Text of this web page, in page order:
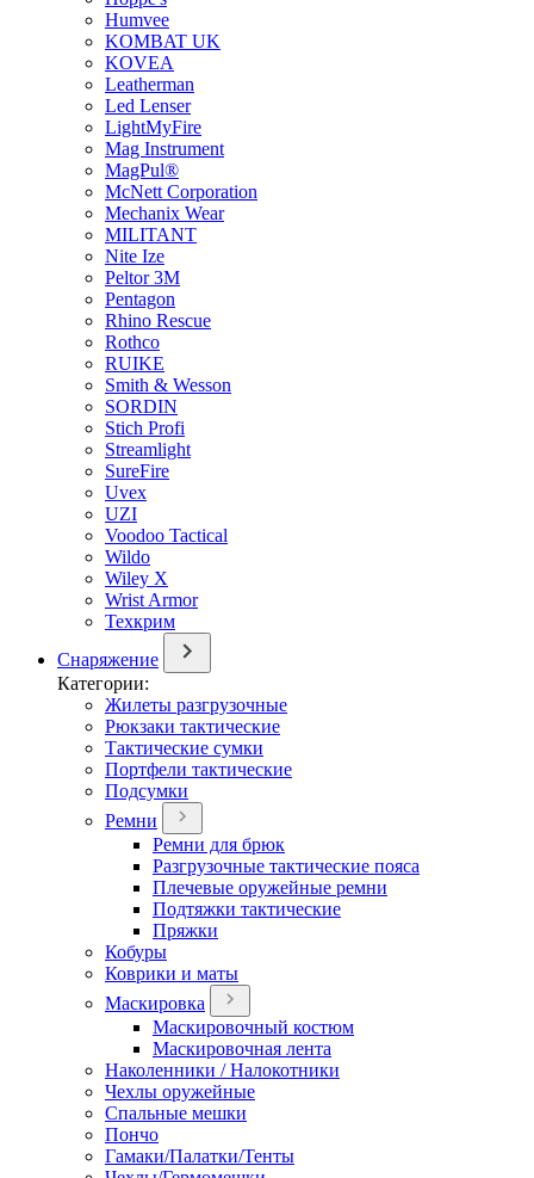
Humvee
KOMBAT UK
KOVEA
Leatherman
Led Lenser
LightMyFire
Mag Instrument
MagPul®
McNett Corporation
Mechanix Wear
MILITANT
Nite Ize
Peltor 3M
Pentagon
Rhino Rescue
Rothco
RUIKE
Smith & Wesson
SORDIN
Stich Profi
Streamlight
SureFire
Uvex
UZI
Voodoo Tactical
Wildo
Wiley X
Wrist Armor
Техкрим
Снаряжение
Категории:
Жилеты разгрузочные
Рюкзаки тактические
Тактические сумки
Портфели тактические
Подсумки
Ремни
Ремни для брюк
Разгрузочные тактические пояса
Плечевые оружейные ремни
Подтяжки тактические
Пряжки
Кобуры
Коврики и маты
Маскировка
Маскировочный костюм
Маскировочная лента
Наколенники / Налокотники
Чехлы оружейные
Спальные мешки
Пончо
Гамаки/Палатки/Тенты